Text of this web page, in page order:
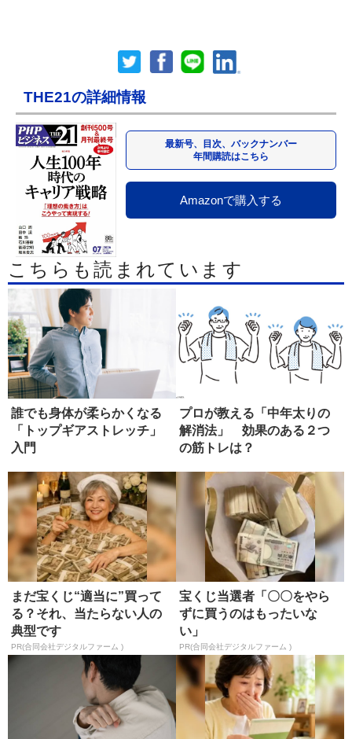
THE21の詳細情報
最新号、目次、バックナンバー
年間購読はこちら
Amazonで購入する
こちらも読まれています
誰でも身体が柔らかくなる
「トップギアストレッチ」
入門
プロが教える「中年太りの
解消法」 効果のある２つ
の筋トレは？
まだ宝くじ“適当に”買って
る？それ、当たらない人の
典型です
PR(合同会社デジタルファーム )
宝くじ当選者「〇〇をやら
ずに買うのはもったいな
い」
PR(合同会社デジタルファーム )